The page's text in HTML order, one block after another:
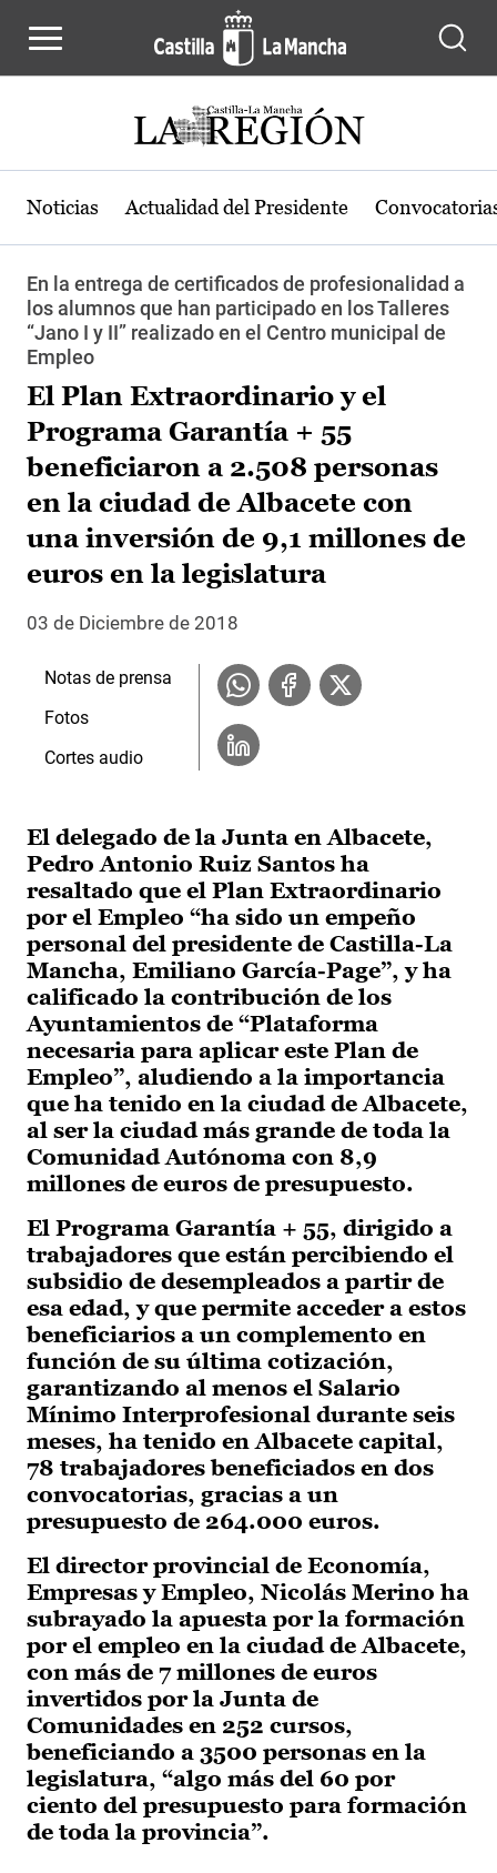
Noticias Actualidad del Presidente
En la entrega de certificados de profesionalidad a
los alumnos que han participado en los Talleres
“Jano I y II” realizado en el Centro municipal de
Empleo
El Plan Extraordinario y el
Programa Garantía + 55
beneficiaron a 2.508 personas
en la ciudad de Albacete con
una inversión de 9,1 millones de
euros en la legislatura
03 de Diciembre de 2018
El delegado de la Junta en Albacete,
Pedro Antonio Ruiz Santos ha
resaltado que el Plan Extraordinario
por el Empleo “ha sido un empeño
personal del presidente de Castilla-La
Mancha, Emiliano García-Page”, y ha
calificado la contribución de los
Ayuntamientos de “Plataforma
necesaria para aplicar este Plan de
Empleo”, aludiendo a la importancia
que ha tenido en la ciudad de Albacete,
al ser la ciudad más grande de toda la
Comunidad Autónoma con 8,9
millones de euros de presupuesto.
El Programa Garantía + 55, dirigido a
trabajadores que están percibiendo el
subsidio de desempleados a partir de
esa edad, y que permite acceder a estos
beneficiarios a un complemento en
función de su última cotización,
garantizando al menos el Salario
Mínimo Interprofesional durante seis
meses, ha tenido en Albacete capital,
78 trabajadores beneficiados en dos
convocatorias, gracias a un
presupuesto de 264.000 euros.
El director provincial de Economía,
Empresas y Empleo, Nicolás Merino ha
subrayado la apuesta por la formación
por el empleo en la ciudad de Albacete,
con más de 7 millones de euros
invertidos por la Junta de
Comunidades en 252 cursos,
beneficiando a 3500 personas en la
legislatura, “algo más del 60 por
ciento del presupuesto para formación
de toda la provincia”.
Notas de prensa
Fotos
Cortes audio